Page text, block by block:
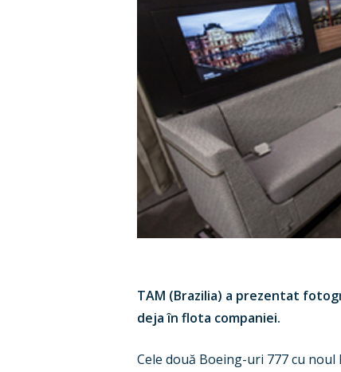
Hit enter to search or ESC to close
TAM (Brazilia) a prezentat
deja în flota companiei.
Cele două Boeing-uri 777 cu